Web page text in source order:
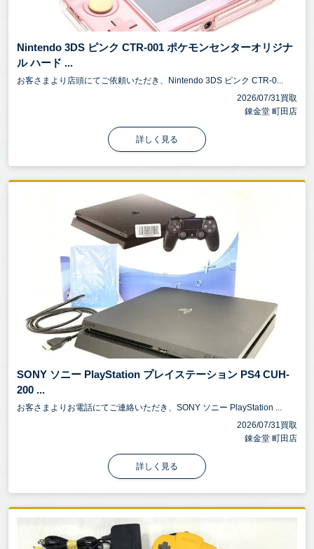
Nintendo 3DS ピンク CTR-001 ポケモンセンターオリジナ
ル ハード ...
お客さまより店頭にてご依頼いただき、Nintendo 3DS ピンク CTR-0...
2026/07/31買取
錬金堂 町田店
詳しく見る
SONY ソニー PlayStation プレイステーション PS4 CUH-
200 ...
お客さまよりお電話にてご連絡いただき、SONY ソニー PlayStation ...
2026/07/31買取
錬金堂 町田店
詳しく見る